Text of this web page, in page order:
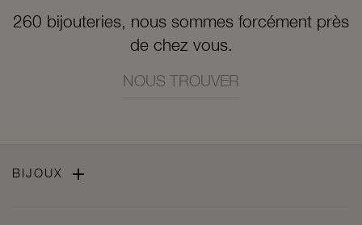
260 bijouteries, nous sommes forcément près
de chez vous.
NOUS TROUVER
BIJOUX 